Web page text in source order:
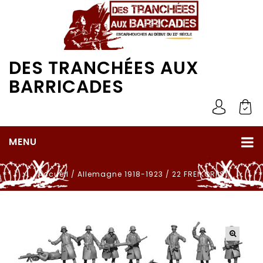
DES TRANCHÉES AUX
BARRICADES
MENU
Accueil / Allemagne 1918-1923 / 22 FREIKORPS